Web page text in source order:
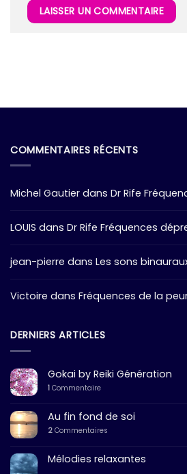
COMMENTAIRES RÉCENTS
Michel Gautier dans Dr Rife
LOUIS dans Dr Rife Fréquences
jean-pierre dans Les sons
Victoire dans Fréquences de la
DERNIERS ARTICLES
Gokai by Reiki Génération
1 Commentaire
Au fin fond de soi
2 Commentaires
Mélodies relaxantes